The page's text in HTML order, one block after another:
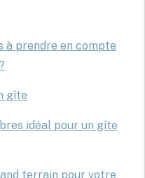
à prendre en compte
gîte
idéal pour un gîte
terrain pour votre